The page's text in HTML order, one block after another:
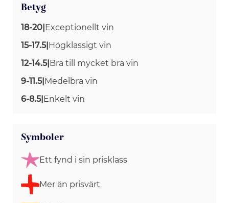
Betyg
18-20|Exceptionellt vin
15-17.5|Högklassigt vin
12-14.5|Bra till mycket bra vin
9-11.5|Medelbra vin
6-8.5|Enkelt vin
Symboler
Ett fynd i sin prisklass
Mer än prisvärt